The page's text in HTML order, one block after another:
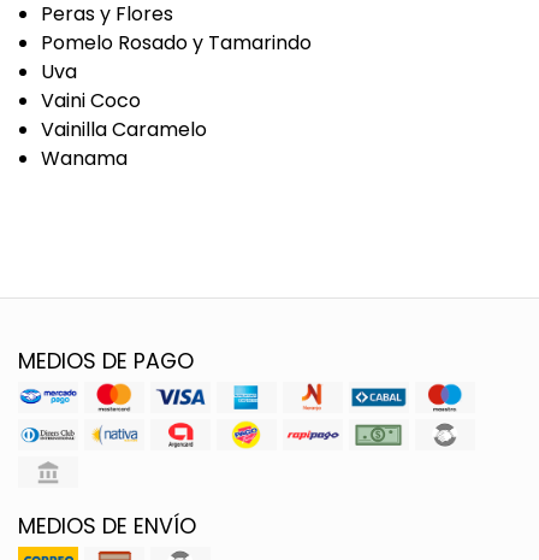
Peras y Flores
Pomelo Rosado y Tamarindo
Uva
Vaini Coco
Vainilla Caramelo
Wanama
MEDIOS DE PAGO
MEDIOS DE ENVÍO